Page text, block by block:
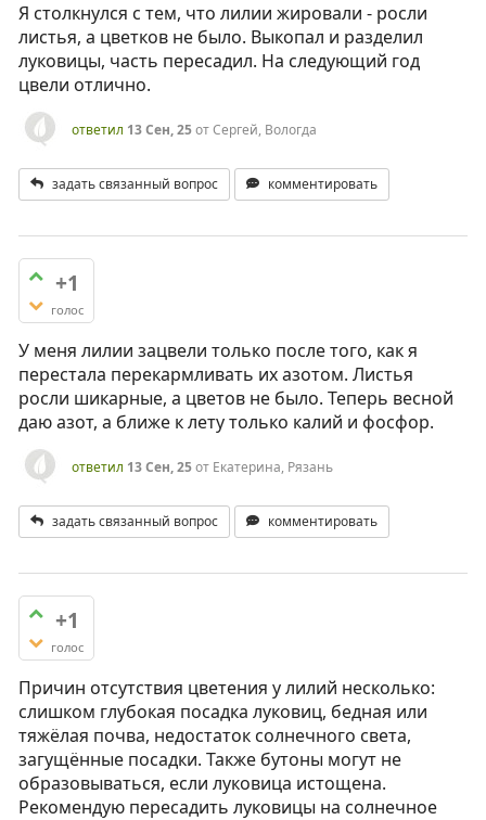
Я столкнулся с тем, что лилии жировали - росли
листья, а цветков не было. Выкопал и разделил
луковицы, часть пересадил. На следующий год
цвели отлично.
ответил 13 Сен, 25отСергей, Вологда
задать связанный вопрос комментировать
+1
голос
У меня лилии зацвели только после того, как я
перестала перекармливать их азотом. Листья
росли шикарные, а цветов не было. Теперь весной
даю азот, а ближе к лету только калий и фосфор.
ответил 13 Сен, 25от Екатерина, Рязань
задать связанный вопрос комментировать
+1
голос
Причин отсутствия цветения у лилий несколько:
слишком глубокая посадка луковиц, бедная или
тяжёлая почва, недостаток солнечного света,
загущённые посадки. Также бутоны могут не
образовываться, если луковица истощена.
Рекомендую пересадить луковицы на солнечное